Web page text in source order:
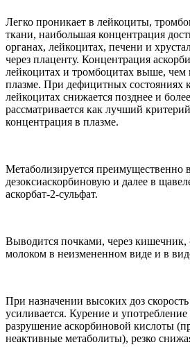
Легко проникает в лейкоциты,
ткани, наибольшая концентрация
органах, лейкоцитах, печени и
через плаценту. Концентрация
лейкоцитах и тромбоцитах выше, чем
плазме. При дефицитных состояниях
лейкоцитах снижается позднее и
рассматривается как лучший
концентрация в плазме.
Метаболизируется преимущественно
дезоксиаскорбиновую и далее в
аскорбат-2-сульфат.
Выводится почками, через
молоком в неизмененном виде и в
При назначении высоких доз
усиливается. Курение и
разрушение аскорбиновой кислоты
неактивные метаболиты), резко